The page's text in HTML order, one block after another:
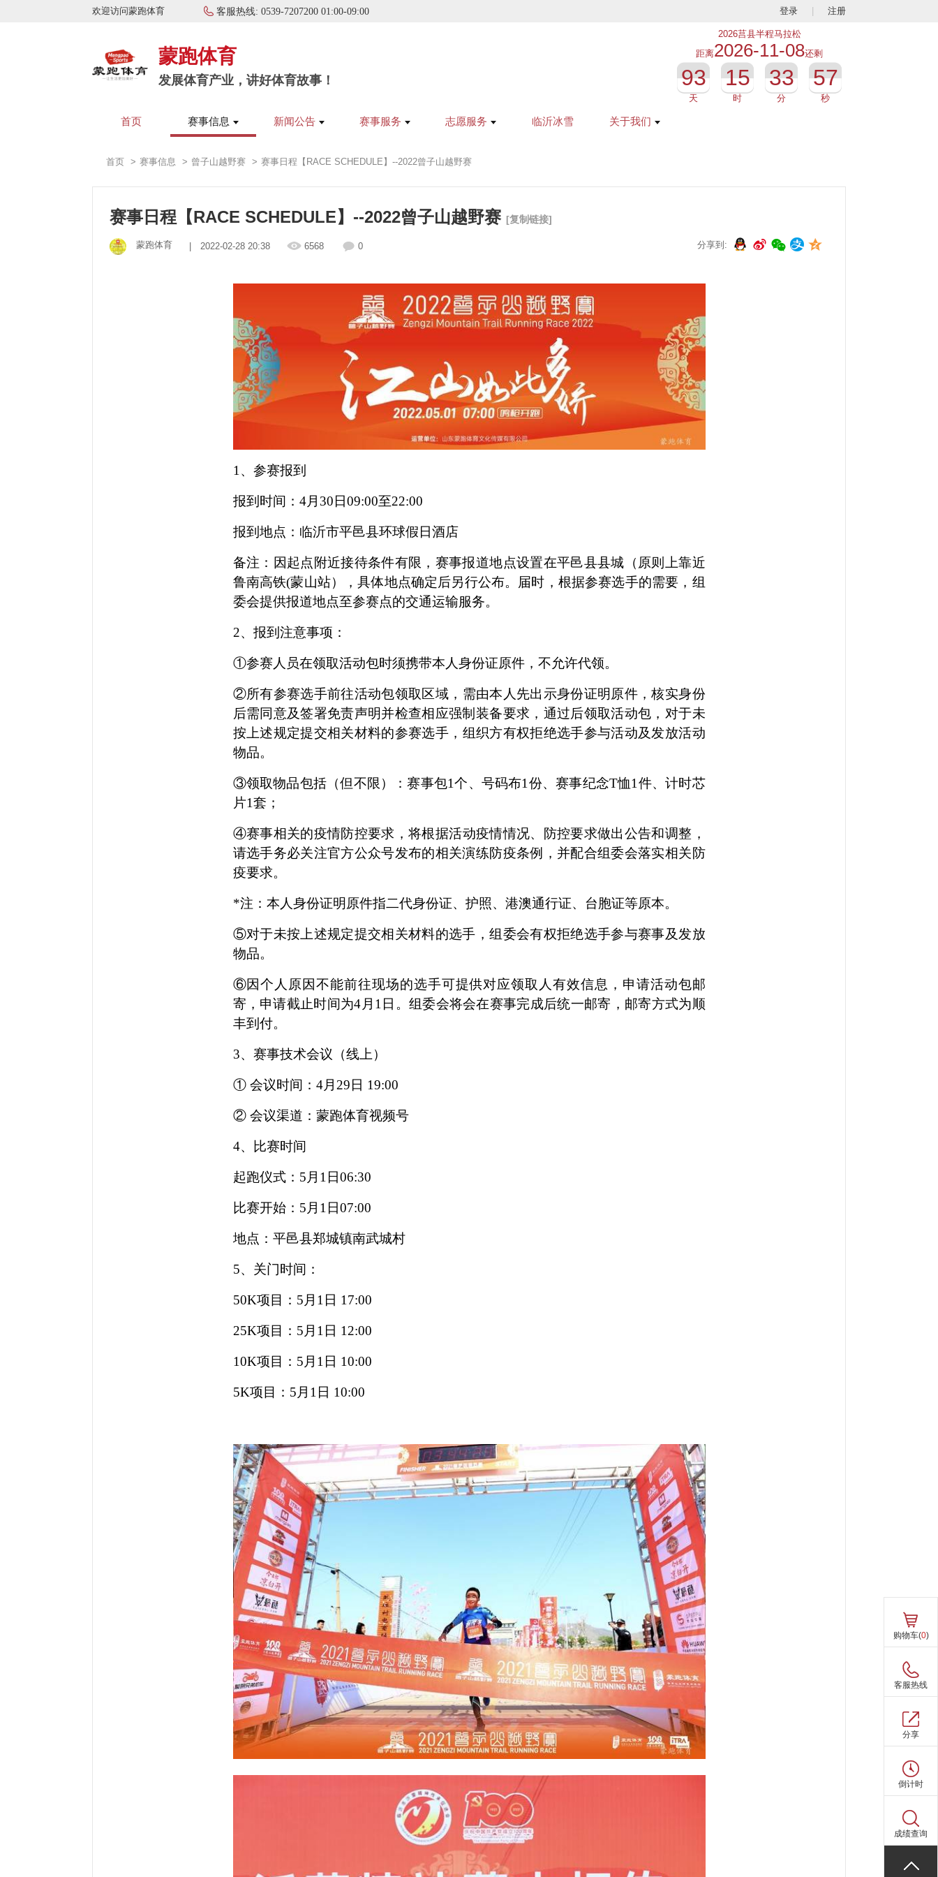
欢迎访问蒙跑体育 客服热线: 0539-7207200 01:00-09:00 登录 注册
蒙跑体育
发展体育产业，讲好体育故事！
2026莒县半程马拉松
距离2026-11-08还剩
93
天
15
时
33
分
56
秒
首页 赛事信息 新闻公告 赛事服务 志愿服务 临沂冰雪 关于我们
首页 赛事信息 曾子山越野赛 赛事日程【RACE SCHEDULE】--2022曾子山越野赛
赛事日程【RACE SCHEDULE】--2022曾子山越野赛 [复制链接]
蒙跑体育 | 2022-02-28 20:38 6568 0 分享到:
1、参赛报到
报到时间： 4月30日09:00至22:00
报到地点：临沂市平邑县环球假日酒店
备注：因起点附近接待条件有限，赛事报道地点设置在平邑县县城（原则上靠近
鲁南高铁(蒙山站），具体地点确定后另行公布。届时，根据参赛选手的需要，组
委会提供报道地点至参赛点的交通运输服务。
2、 报到注意事项：
①参赛人员在领取活动包时须携带本人身份证原件，不允许代领。
②所有参赛选手前往活动包领取区域，需由本人先出示身份证明原件，核实身份
后需同意及签署免责声明并检查相应强制装备要求，通过后领取活动包，对于未
按上述规定提交相关材料的参赛选手 ，组织方有权拒绝选手参与活动及发放活动
物品。
③领取物品包括（但不限）：赛事包1个、号码布1份、赛事纪念T恤1件、计时芯
片1套；
④赛事相关的疫情防控要求，将根据活动疫情情况、防控要求做出公告和调整，
请选手务必关注官方公众号发布的相关演练防疫条例，并配合组委会落实相关防
疫要求。
*注：本人身份证明原件指二代身份证、护照、港澳通行证、台胞证等原本。
⑤对于未按上述规定提交相关材料的选手，组委会有权拒绝选手参与赛事及发放
物品。
⑥因个人原因不能前往现场的选手可提供对应领取人有效信息，申请活动包邮
寄，申请截止时间为4月 1 日。组委会将会在赛事完成后统一邮寄，邮寄方式为顺
丰到付。
3、赛事技术会议 （线上）
① 会议时间： 4月 29 日 19:00
② 会议渠道：蒙跑体育视频号
4、比赛时间
起跑仪式：5月1日06:30
比赛开始：5月1日07:00
地点：平邑县郑城镇南武城村
5、关门时间：
50K项目：5月1日 17:00
25K项目：5月1日 12:00
10K项目：5月1日 10:00
5K项目：5月1日 10:00
购物车(0)
客服热线
分享
倒计时
成绩查询